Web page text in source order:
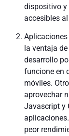
dispositivo y
accesibles
la ventaja
desarrollo
funcione en
móviles.
aprovechar
Javascript y
peor